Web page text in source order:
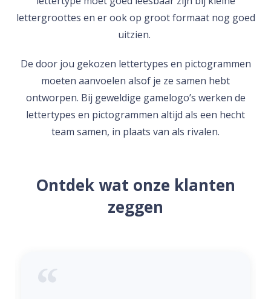
lettergroottes en er ook op groot formaat nog goed
uitzien.
De door jou gekozen lettertypes en pictogrammen
moeten aanvoelen alsof je ze samen hebt
ontworpen. Bij geweldige gamelogo’s werken de
lettertypes en pictogrammen altijd als een hecht
team samen, in plaats van als rivalen.
Ontdek wat onze klanten
zeggen